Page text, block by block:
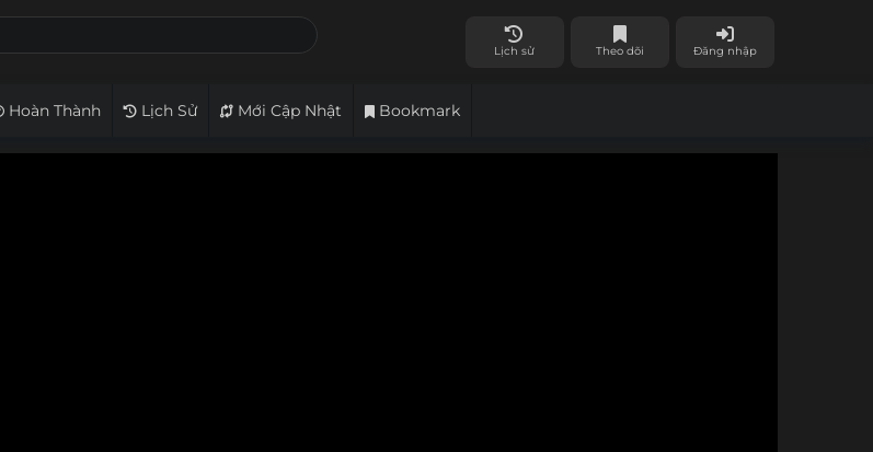
Lịch sử Theo dõi Đăng nhập
Hoàn Thành Lịch Sử Mới Cập Nhật Bookmark